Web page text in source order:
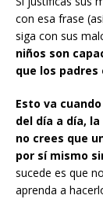
con esa frase
siga con sus
niños son
que los padres
Esto va
del día a día,
no crees que
por sí mismo
sucede es que
aprenda a